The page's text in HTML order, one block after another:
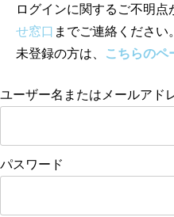
ログインに関するご不明点
せ窓口 までご連絡ください。
未登録の方は、
こちらのペ
ユーザー名またはメールアド
パスワード